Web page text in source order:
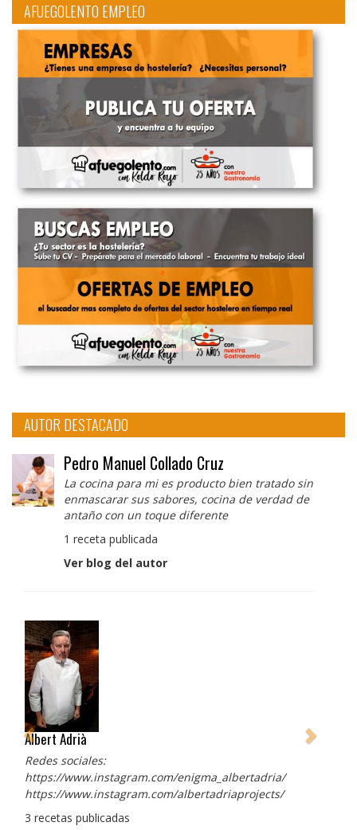
AFUEGOLENTO EMPLEO
AUTOR DESTACADO
Pedro Manuel Collado Cruz
La cocina para mi es producto bien tratado sin
enmascarar sus sabores, cocina de verdad de
antaño con un toque diferente
1 receta publicada
Ver blog del autor
Albert Adrià
Redes sociales:
https://www.instagram.com/enigma_albertadria/
https://www.instagram.com/albertadriaprojects/
3 recetas publicadas